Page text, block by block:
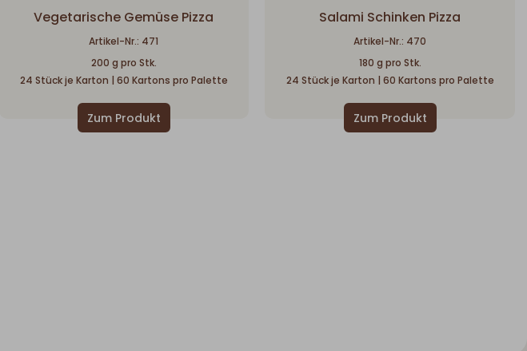
Vegetarische Gemüse Pizza
Artikel-Nr.: 471
200 g pro Stk.
24 Stück je Karton | 60 Kartons pro Palette
Salami Schinken Pizza
Artikel-Nr.: 470
180 g pro Stk.
24 Stück je Karton | 60 Kartons pro Palette